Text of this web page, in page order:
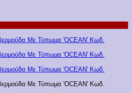
Προσθήκη στη Λίστα Επιθυμιών